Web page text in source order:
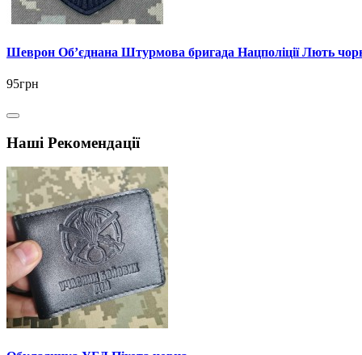
Шеврон Об’єднана Штурмова бригада Нацполіції Лють
95грн
Наші Рекомендації